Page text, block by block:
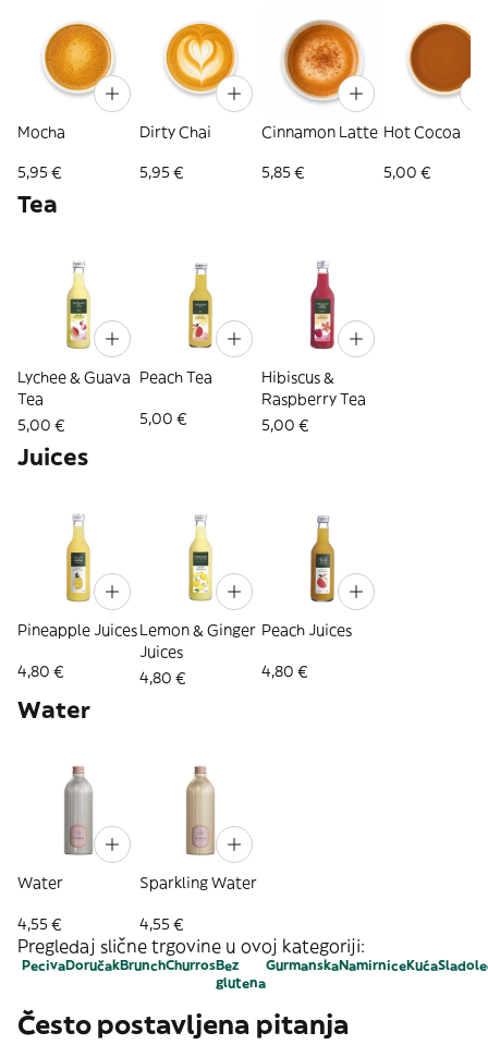
Mocha
5,95 €
Dirty Chai
5,95 €
Cinnamon Latte
5,85 €
Hot Cocoa
5,00 €
Tea
Lychee & Guava
Tea
5,00 €
Peach Tea
5,00 €
Hibiscus &
Raspberry Tea
5,00 €
Juices
Pineapple Juices
4,80 €
Lemon & Ginger
Juices
4,80 €
Peach Juices
4,80 €
Water
Water
4,55 €
Sparkling Water
4,55 €
Pregledaj slične trgovine u ovoj kategoriji:
PecivaDoručakBrunchChurrosBez
glutena
GurmanskaNamirniceKuća
Često postavljena pitanja